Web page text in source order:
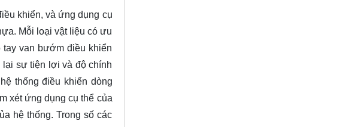
khiển, và ứng dụng cụ
Mỗi loại vật liệu có ưu
van bướm điều khiển
lại sự tiện lợi và độ chính
thống điều khiển dòng
xét ứng dụng cụ thể của
hệ thống. Trong số các